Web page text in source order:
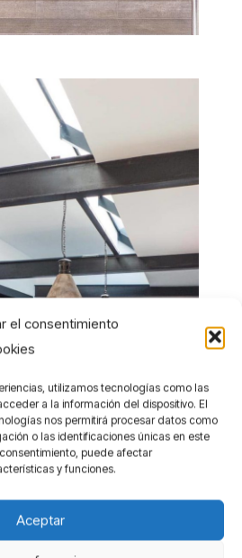
el consentimiento
utilizamos tecnologías como las
a la información del dispositivo. El
nos permitirá procesar datos como
o las identificaciones únicas en este
puede afectar
y funciones.
Aceptar